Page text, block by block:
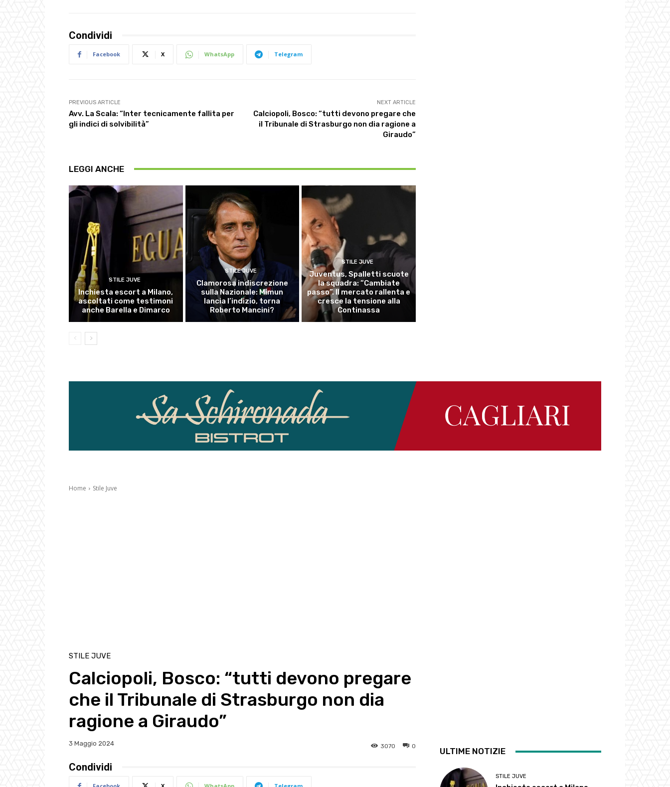
Condividi
Facebook X WhatsApp Telegram
PREVIOUS ARTICLE
Avv. La Scala: “Inter tecnicamente fallita per
gli indici di solvibilità”
NEXT ARTICLE
Calciopoli, Bosco: “tutti devono pregare che
il Tribunale di Strasburgo non dia ragione a
Giraudo”
LEGGI ANCHE
STILE JUVE
Inchiesta escort a Milano,
ascoltati come testimoni
anche Barella e Dimarco
STILE JUVE
Clamorosa indiscrezione
sulla Nazionale: Mimun
lancia l’indizio, torna
Roberto Mancini?
STILE JUVE
Juventus, Spalletti scuote
la squadra: “Cambiate
passo”. Il mercato rallenta e
cresce la tensione alla
Continassa